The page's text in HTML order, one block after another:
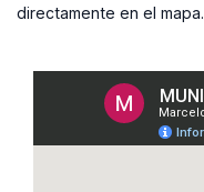
directamente en el mapa.